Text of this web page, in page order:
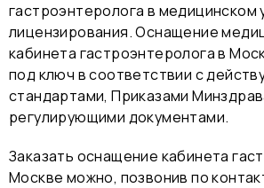
гастроэнтеролога в медицинском
лицензирования. Оснащение
кабинета гастроэнтеролога в
под ключ в соответствии с
стандартами, Приказами
регулирующими документами.
Заказать оснащение кабинета
Москве можно, позвонив по